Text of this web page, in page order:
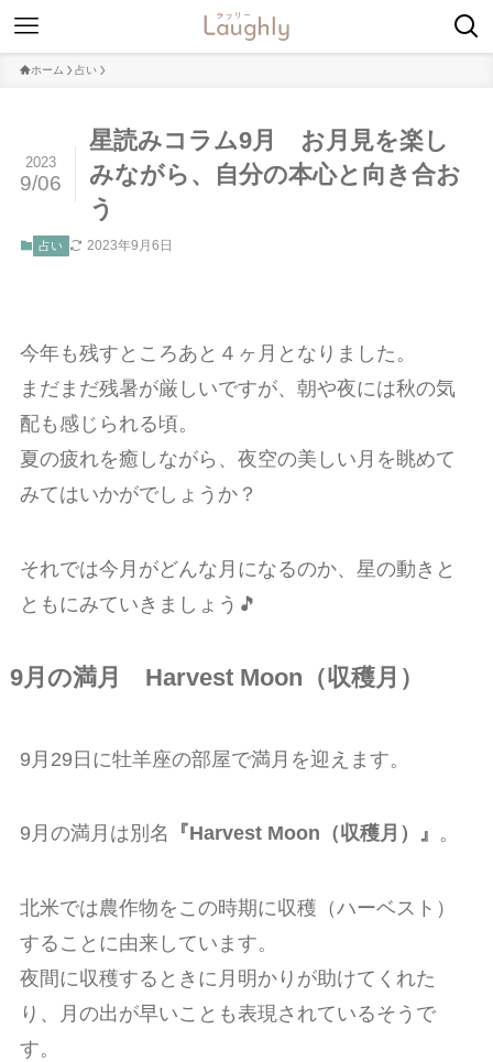
ホーム 占い
星読みコラム9月 お月見を楽し
みながら、自分の本心と向き合お
う
2023
9/06
占い 2023年9月6日
今年も残すところあと４ヶ月となりました。
まだまだ残暑が厳しいですが、朝や夜には秋の気
配も感じられる頃。
夏の疲れを癒しながら、夜空の美しい月を眺めて
みてはいかがでしょうか？
それでは今月がどんな月になるのか、星の動きと
ともにみていきましょう🎵
9月の満月 Harvest Moon（収穫月）
9月29日に牡羊座の部屋で満月を迎えます。
9月の満月は別名 『Harvest Moon（収穫月）』 。
北米では農作物をこの時期に収穫（ハーベスト）
することに由来しています。
夜間に収穫するときに月明かりが助けてくれた
り、月の出が早いことも表現されているそうで
す。